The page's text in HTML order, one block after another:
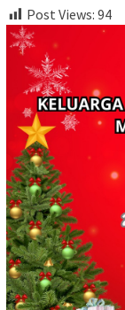
Post Views: 94